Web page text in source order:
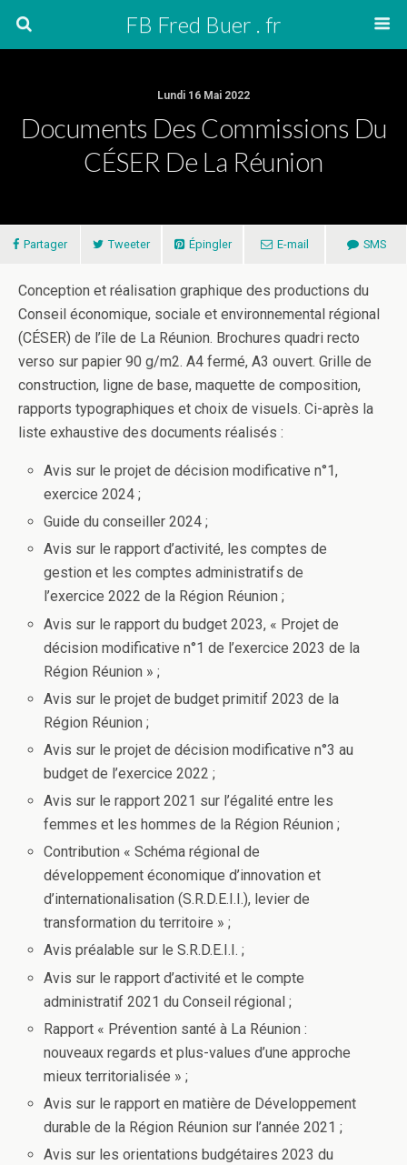
FB Fred Buer . fr
Lundi 16 Mai 2022
Documents Des Commissions Du
CÉSER De La Réunion
Partager Tweeter Épingler E-mail SMS
Conception et réalisation graphique des productions du
Conseil économique, sociale et environnemental régional
(CÉSER) de l’île de La Réunion. Brochures quadri recto
verso sur papier 90 g/m2. A4 fermé, A3 ouvert. Grille de
construction, ligne de base, maquette de composition,
rapports typographiques et choix de visuels. Ci-après la
liste exhaustive des documents réalisés :
Avis sur le projet de décision modificative n°1,
exercice 2024 ;
Guide du conseiller 2024 ;
Avis sur le rapport d’activité, les comptes de
gestion et les comptes administratifs de
l’exercice 2022 de la Région Réunion ;
Avis sur le rapport du budget 2023, « Projet de
décision modificative n°1 de l’exercice 2023 de la
Région Réunion » ;
Avis sur le projet de budget primitif 2023 de la
Région Réunion ;
Avis sur le projet de décision modificative n°3 au
budget de l’exercice 2022 ;
Avis sur le rapport 2021 sur l’égalité entre les
femmes et les hommes de la Région Réunion ;
Contribution « Schéma régional de
développement économique d’innovation et
d’internationalisation (S.R.D.E.I.I.), levier de
transformation du territoire » ;
Avis préalable sur le S.R.D.E.I.I. ;
Avis sur le rapport d’activité et le compte
administratif 2021 du Conseil régional ;
Rapport « Prévention santé à La Réunion :
nouveaux regards et plus-values d’une approche
mieux territorialisée » ;
Avis sur le rapport en matière de Développement
durable de la Région Réunion sur l’année 2021 ;
Avis sur les orientations budgétaires 2023 du